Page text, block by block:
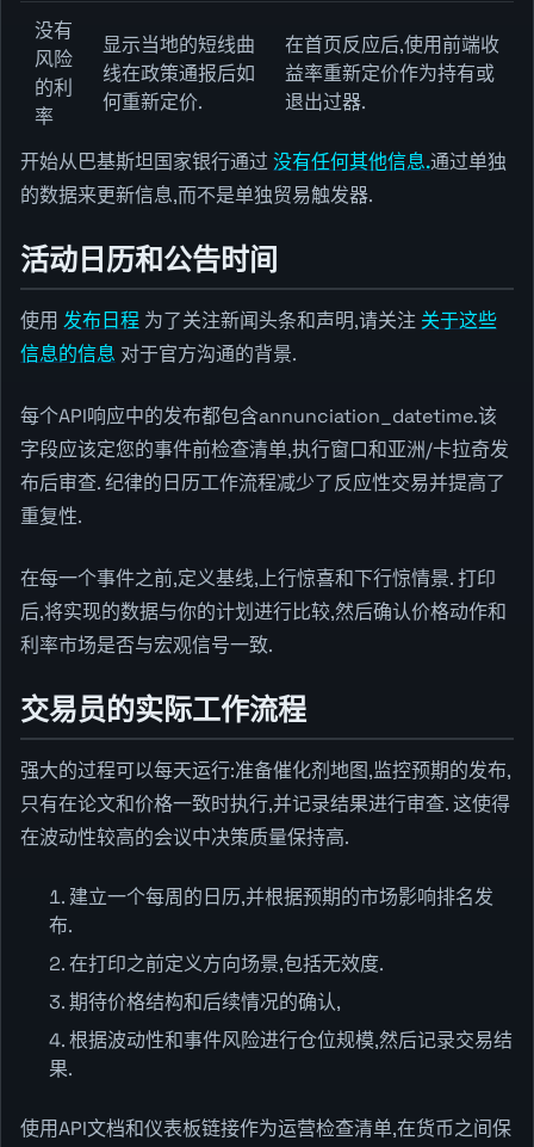
没有
风险
的利
率
显示当地的短线曲
线在政策通报后如
何重新定价.
在首页反应后,使用前端收
益率重新定价作为持有或
退出过器.
开始从巴基斯坦国家银行通过 没有任何其他信息.通过单独
的数据来更新信息,而不是单独贸易触发器.
活动日历和公告时间
使用 发布日程 为了关注新闻头条和声明,请关注 关于这些
信息的信息 对于官方沟通的背景.
每个API响应中的发布都包含annunciation_datetime.该
字段应该定您的事件前检查清单,执行窗口和亚洲/卡拉奇发
布后审查. 纪律的日历工作流程减少了反应性交易并提高了
重复性.
在每一个事件之前,定义基线,上行惊喜和下行惊情景. 打印
后,将实现的数据与你的计划进行比较,然后确认价格动作和
利率市场是否与宏观信号一致.
交易员的实际工作流程
强大的过程可以每天运行:准备催化剂地图,监控预期的发布,
只有在论文和价格一致时执行,并记录结果进行审查. 这使得
在波动性较高的会议中决策质量保持高.
建立一个每周的日历,并根据预期的市场影响排名发
布.
在打印之前定义方向场景,包括无效度.
期待价格结构和后续情况的确认,
根据波动性和事件风险进行仓位规模,然后记录交易结
果.
使用API文档和仪表板链接作为运营检查清单,在货币之间保